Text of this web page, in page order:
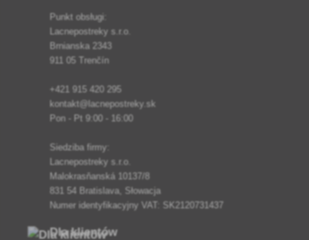
Punkt obsługi:
Lacnepostreky s.r.o.
Brnianska 2343
911 05 Trenčín
+421 915 420 295
kontakt@lacnepostreky.sk
Pon - Pt 9:00 - 16:00
Siedziba firmy:
Lacnepostreky s.r.o.
Malokrasňanská 10137/8
831 54 Bratislava, Słowacja
Numer identyfikacyjny VAT: SK2120731437
Dla klientów